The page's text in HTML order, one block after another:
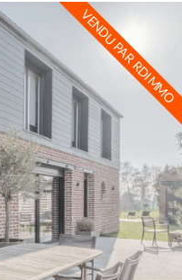
VENDU PAR RDIMMO